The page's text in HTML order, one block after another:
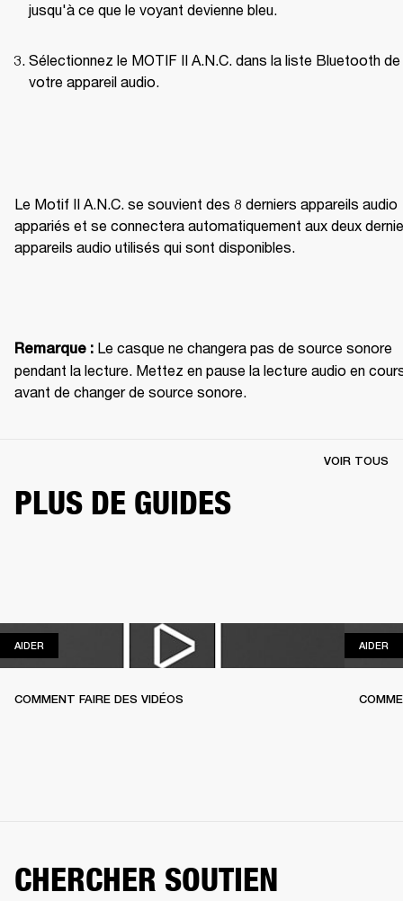
jusqu'à ce que le voyant devienne bleu.
Sélectionnez le MOTIF II A.N.C. dans la liste Bluetooth de
votre appareil audio.
Le Motif II A.N.C. se souvient des 8 derniers appareils audio
appariés et se connectera automatiquement aux deux
appareils audio utilisés qui sont disponibles.
Remarque : Le casque ne changera pas de source sonore
pendant la lecture. Mettez en pause la lecture audio en
avant de changer de source sonore.
PLUS DE GUIDES
VOIR TOUS
AIDER
COMMENT FAIRE DES VIDÉOS
AIDER
CHERCHER SOUTIEN